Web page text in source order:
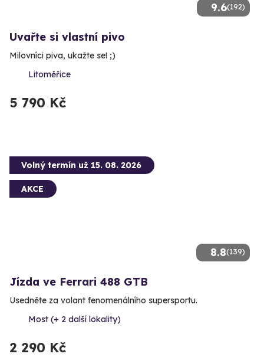
9.6(192)
Uvařte si vlastní pivo
Milovníci piva, ukažte se! ;)
Litoměřice
5 790 Kč
8.8(139)
Volný termín už 15. 08. 2026
AKCE
Jízda ve Ferrari 488 GTB
Usedněte za volant fenomenálního supersportu.
Most (+ 2 další lokality)
2 290 Kč